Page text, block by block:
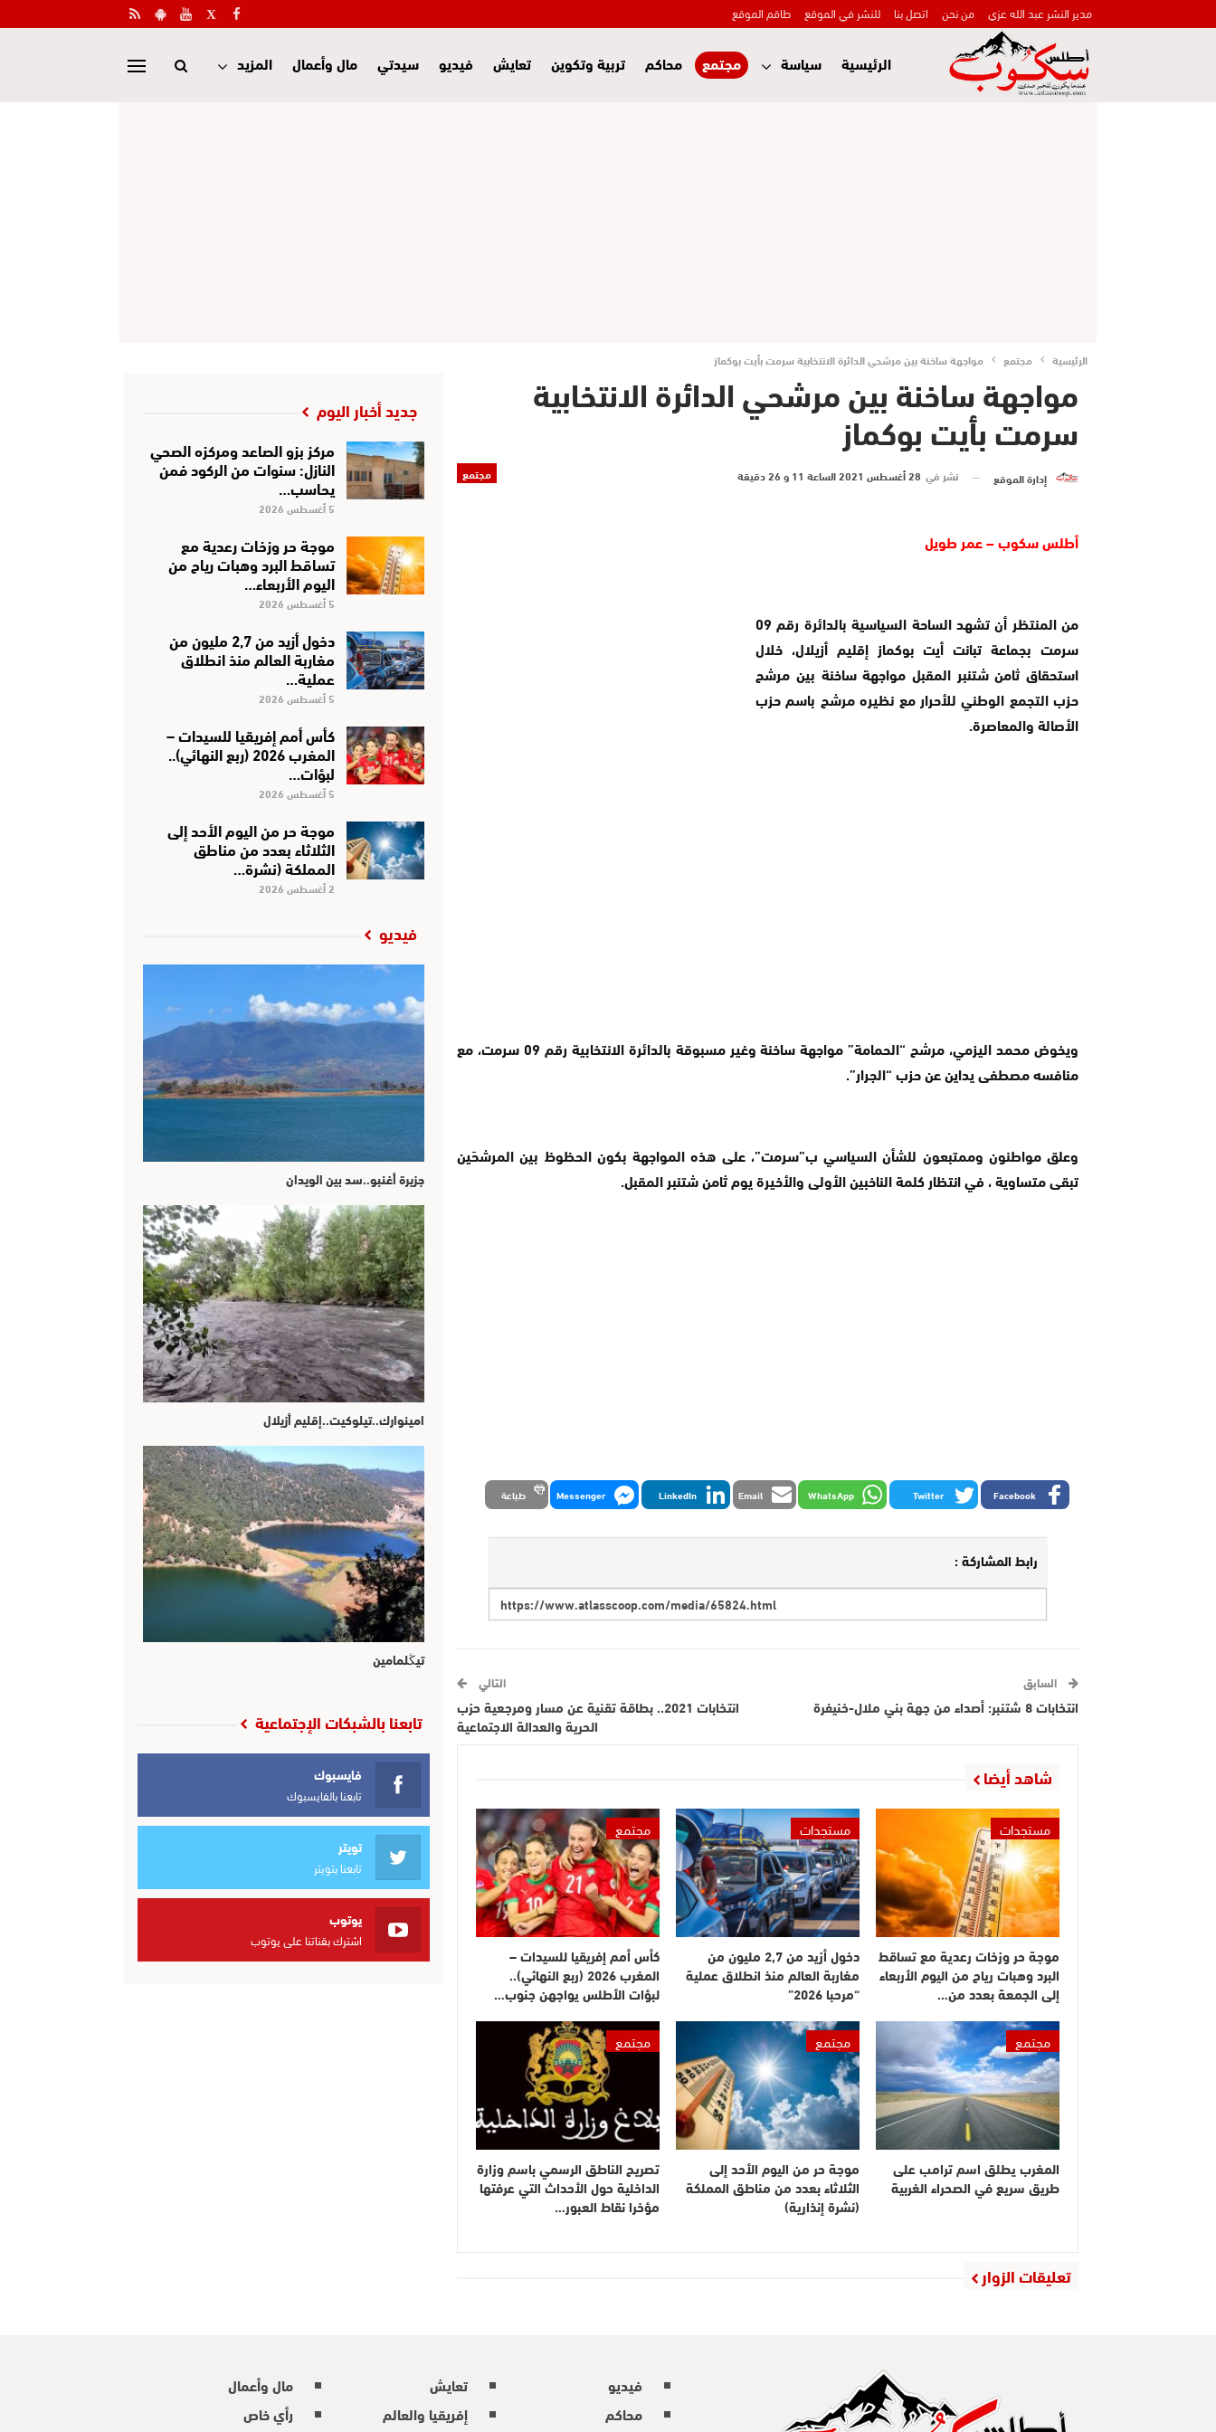
مدير النشر عبد الله عزي من نحن اتصل بنا للنشر في الموقع طاقم الموقع
الرئيسية سياسة مجتمع محاكم تربية وتكوين تعايش فيديو سيدتي مال وأعمال المزيد
الرئيسية مجتمع مواجهة ساخنة بين مرشحي الدائرة الانتخابية سرمت بأيت بوكماز
مواجهة ساخنة بين مرشحي الدائرة الانتخابية
سرمت بأيت بوكماز
مجتمع إدارة الموقع نشر في 28 أغسطس 2021 الساعة 11 و 26 دقيقة
أطلس سكوب – عمر طويل
من المنتظر أن تشهد الساحة السياسية بالدائرة رقم 09
سرمت بجماعة تبانت أيت بوكماز إقليم أزيلال، خلال
استحقاق ثامن شتنبر المقبل مواجهة ساخنة بين مرشح
حزب التجمع الوطني للأحرار مع نظيره مرشح باسم حزب
الأصالة والمعاصرة.
ويخوض محمد اليزمي، مرشح “الحمامة” مواجهة ساخنة وغير مسبوقة بالدائرة الانتخابية رقم 09 سرمت، مع
منافسه مصطفى يداين عن حزب “الجرار”.
وعلق مواطنون وممتبعون للشأن السياسي ب”سرمت”، على هذه المواجهة بكون الحظوظ بين المرشحَين
تبقى متساوية ، في انتظار كلمة الناخبين الأولى والأخيرة يوم ثامن شتنبر المقبل.
Facebook
Twitter
WhatsApp
Email
LinkedIn
Messenger طباعة
رابط المشاركة :
السابق
انتخابات 8 شتنبر: أصداء من جهة بني ملال-خنيفرة
التالي
انتخابات 2021.. بطاقة تقنية عن مسار ومرجعية حزب
الحرية والعدالة الاجتماعية
شاهد أيضا
مستجدات
موجة حر وزخات رعدية مع تساقط
البرد وهبات رياح من اليوم الأربعاء
إلى الجمعة بعدد من…
مستجدات
دخول أزيد من 2,7 مليون من
مغاربة العالم منذ انطلاق عملية
“مرحبا 2026”
مجتمع
كأس أمم إفريقيا للسيدات –
المغرب 2026 (ربع النهائي)..
لبؤات الأطلس يواجهن جنوب…
مجتمع
المغرب يطلق اسم ترامب على
طريق سريع في الصحراء الغربية
مجتمع
موجة حر من اليوم الأحد إلى
الثلاثاء بعدد من مناطق المملكة
(نشرة إنذارية)
مجتمع
تصريح الناطق الرسمي باسم وزارة
الداخلية حول الأحداث التي عرفتها
مؤخرا نقاط العبور…
تعليقات الزوار
جديد أخبار اليوم
مركز بزو الصاعد ومركزه الصحي
النازل: سنوات من الركود فمن
يحاسب…
5 أغسطس 2026
موجة حر وزخات رعدية مع
تساقط البرد وهبات رياح من
اليوم الأربعاء…
5 أغسطس 2026
دخول أزيد من 2,7 مليون من
مغاربة العالم منذ انطلاق
عملية…
5 أغسطس 2026
كأس أمم إفريقيا للسيدات –
المغرب 2026 (ربع النهائي)..
لبؤات…
5 أغسطس 2026
موجة حر من اليوم الأحد إلى
الثلاثاء بعدد من مناطق
المملكة (نشرة…
2 أغسطس 2026
فيديو
جزيرة أغنبو..سد بين الويدان
امينوارك..تيلوكيت..إقليم أزيلال
تيڭلمامين
تابعنا بالشبكات الإجتماعية
فايسبوك
تابعنا بالفايسبوك
تويتر
تابعنا بتويتر
يوتوب
اشترك بقناتنا على يوتوب
فيديو
محاكم
تعايش
إفريقيا والعالم
مال وأعمال
رأي خاص